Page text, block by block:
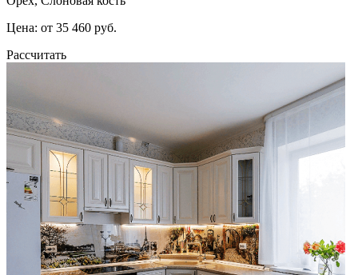
Цена: от 35 460 руб.
Рассчитать